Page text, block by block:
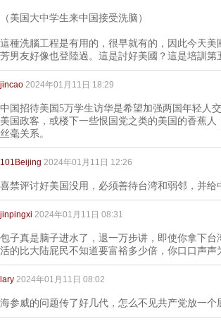
（美国大中学生来中国接受洗脑）
這種洗腦工程是有用的，很早就有的，因此今天
芳男友好像也登陸過。這是討好美國？這是培訓第
jincao 2024年01月11日 18:29
中国招待美国5万学生访华是希望加强两国年轻人
美国政客，或楼下一些恨国党之类的美国的香蕉
丝毫关系。
101Beijing 2024年01月11日 12:26
喜禁评讨好美国没用，必须善待台湾和弱邻，并
jinpingxi 2024年01月11日 08:31
包子真是脑子进水了，退一万步讲，即使你拿下
活的比大陆屁民不知道要富裕多少倍，你口口声
lary 2024年01月11日 08:02
海参威的问题传了好几代，怎么不见共产党放一